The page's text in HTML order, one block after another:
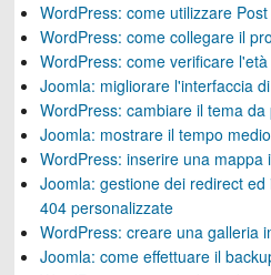
WordPress: come utilizzare
WordPress: come collegare il
WordPress: come verificare
Joomla: migliorare l'interfaccia
WordPress: cambiare il tema da
Joomla: mostrare il tempo
WordPress: inserire una mappa
Joomla: gestione dei redirect
404 personalizzate
WordPress: creare una galleria
Joomla: come effettuare il